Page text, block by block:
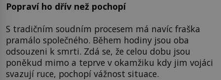
Popraví ho dřív než pochopí
S tradičním soudním procesem má navíc fraška
pramálo společného. Během hodiny jsou oba
odsouzeni k smrti. Zdá se, že celou dobu jsou
poněkud mimo a teprve v okamžiku kdy jim vojáci
svazují ruce, pochopí vážnost situace.